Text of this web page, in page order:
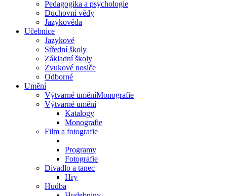
Pedagogika a psychologie
Duchovní vědy
Jazykověda
Učebnice
Jazykové
Střední školy
Základní školy
Zvukové nosiče
Odborné
Umění
Výtvarné uměníMonografie
Výtvarné umění
Katalogy
Monografie
Film a fotografie
Programy
Fotografie
Divadlo a tanec
Hry
Hudba